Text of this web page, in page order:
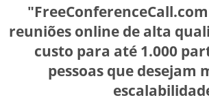
reuniões online de alta
custo para até 1.000
pessoas que